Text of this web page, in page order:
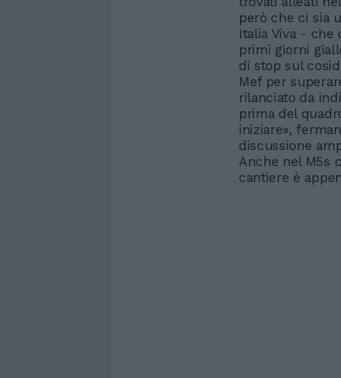
però che ci sia
Italia Viva - che
primi giorni
di stop sul
Mef per
rilanciato da
prima del
iniziare»,
discussione
Anche nel M5s
cantiere è